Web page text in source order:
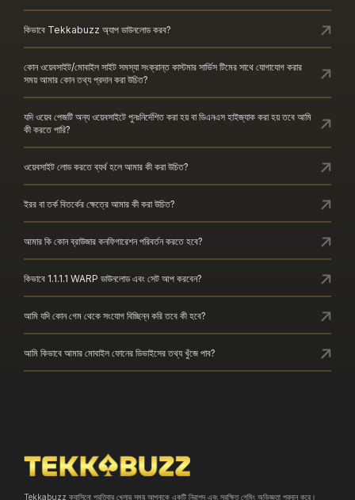
কিভাবে Tekkabuzz অ্যাপ ডাউনলোড করব?
কোন ওয়েবসাইট/মোবাইল সাইট সমস্যা সংক্রান্ত কাস্টমার সার্ভিস টিমের সাথে যোগাযোগ করার
সময় আমার কোন তথ্য প্রদান করা উচিত?
যদি ওয়েব পেজটি অন্য ওয়েবসাইটে পুনঃনির্দেশিত করা হয় বা ডিএনএস হাইজ্যাক করা হয় তবে আমি
কী করতে পারি?
ওয়েবসাইট লোড করতে ব্যর্থ হলে আমার কী করা উচিত?
ইরর বা তর্ক বিতর্কের ক্ষেত্রে আমার কী করা উচিত?
আমার কি কোন ব্রাউজার কনফিগারেশন পরিবর্তন করতে হবে?
কিভাবে 1.1.1.1 WARP ডাউনলোড এবং সেট আপ করবেন?
আমি যদি কোন গেম থেকে সংযোগ বিচ্ছিন্ন করি তবে কী হবে?
আমি কিভাবে আমার মোবাইল ফোনের ডিভাইসের তথ্য খুঁজে পাব?
Tekkabuzz ক্যাসিনো প্রতিবার খেলার সময় আপনাকে একটি নিরাপদ এবং সুরক্ষিত গেমিং অভিজ্ঞতা প্রদান করে।